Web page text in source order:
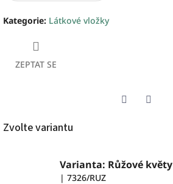
Kategorie: Látkové vložky
ZEPTAT SE
Zvolte variantu
Varianta: Růžové květy
| 7326/RUZ